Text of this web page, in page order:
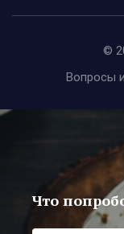
©
Вопросы
Что